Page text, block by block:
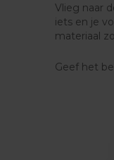
Vlieg naar
iets en je
materiaal
Geef het